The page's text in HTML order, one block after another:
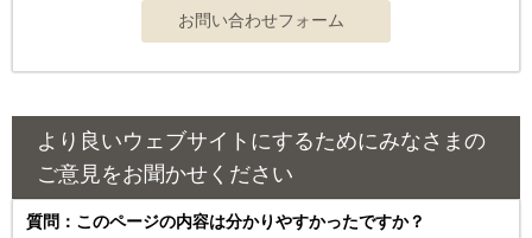
より良いウェブサイトにするためにみなさまの
ご意見をお聞かせください
質問：このページの内容は分かりやすかったですか？